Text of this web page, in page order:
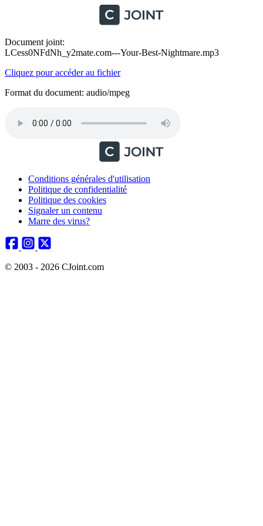
Document joint:
LCess0NFdNh_y2mate.com---Your-Best-Nightmare.mp3
Cliquez pour accéder au fichier
Format du document: audio/mpeg
Conditions générales d'utilisation
Politique de confidentialité
Politique des cookies
Signaler un contenu
Marre des virus?
© 2003 - 2026 CJoint.com